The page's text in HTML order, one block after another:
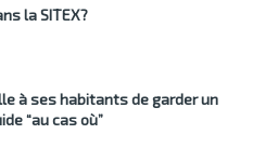
la SITEX?
à ses habitants de garder un
“au cas où”